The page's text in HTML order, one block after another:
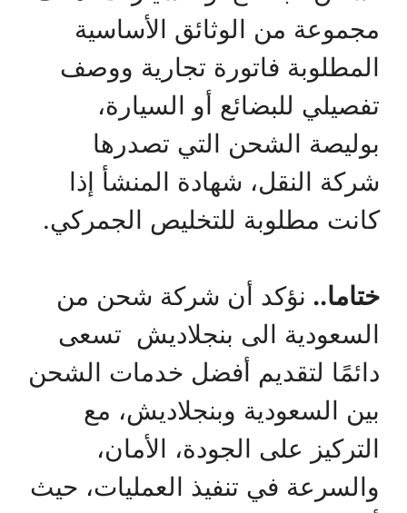
مجموعة من الوثائق الأساسية
المطلوبة فاتورة تجارية ووصف
تفصيلي للبضائع أو السيارة،
بوليصة الشحن التي تصدرها
شركة النقل، شهادة المنشأ إذا
كانت مطلوبة للتخليص الجمركي.
ختاما.. نؤكد أن شركة شحن من
السعودية الى بنجلاديش تسعى
دائمًا لتقديم أفضل خدمات الشحن
بين السعودية وبنجلاديش، مع
التركيز على الجودة، الأمان،
والسرعة في تنفيذ العمليات، حيث